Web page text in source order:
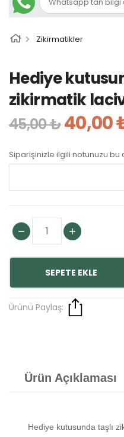
Zikirmatikler
Hediye
zikirmatik
45,00 ₺40,00
Siparişinizle ilgili notunuzu
SEPETE EKLE
Ürünü Paylaş:
Ürün Açıklaması
Hediye kutusunda taşlı